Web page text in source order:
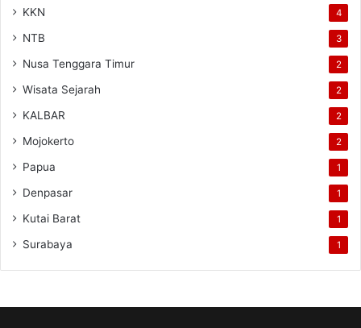
KKN 4
NTB 3
Nusa Tenggara Timur 2
Wisata Sejarah 2
KALBAR 2
Mojokerto 2
Papua 1
Denpasar 1
Kutai Barat 1
Surabaya 1